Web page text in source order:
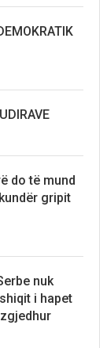
do të mund
gripit
nuk
i hapet